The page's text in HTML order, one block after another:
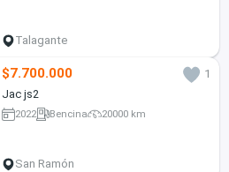
Talagante
$7.700.000
1
Jac js2
2022 Bencina 20000 km
San Ramón